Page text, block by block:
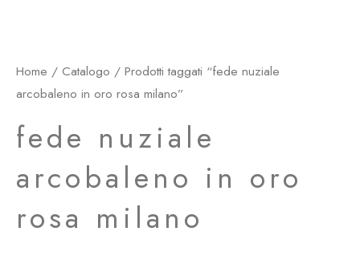
Home / Catalogo / Prodotti taggati “fede nuziale
arcobaleno in oro rosa milano”
fede nuziale
arcobaleno in oro
rosa milano